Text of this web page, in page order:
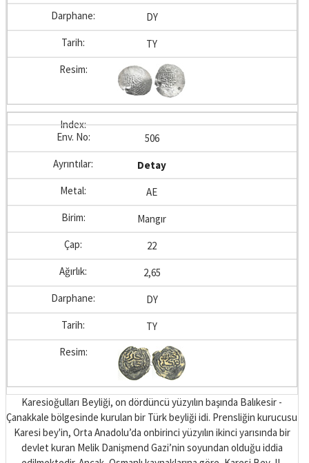
DY
TY
506
Detay
AE
Mangır
22
2,65
DY
TY
Karesioğulları Beyliği, on dördüncü yüzyılın başında Balıkesir -
Çanakkale bölgesinde kurulan bir Türk beyliği idi. Prensliğin kurucusu
Karesi bey'in, Orta Anadolu’da onbirinci yüzyılın ikinci yarısında bir
devlet kuran Melik Danişmend Gazi’nin soyundan olduğu iddia